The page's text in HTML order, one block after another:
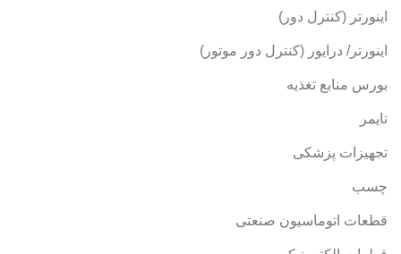
اینورتر (کنترل دور)
اینورتر/ درایور (کنترل دور موتور)
بورس منابع تغذیه
تایمر
تجهیزات پزشکی
چسب
قطعات اتوماسیون صنعتی